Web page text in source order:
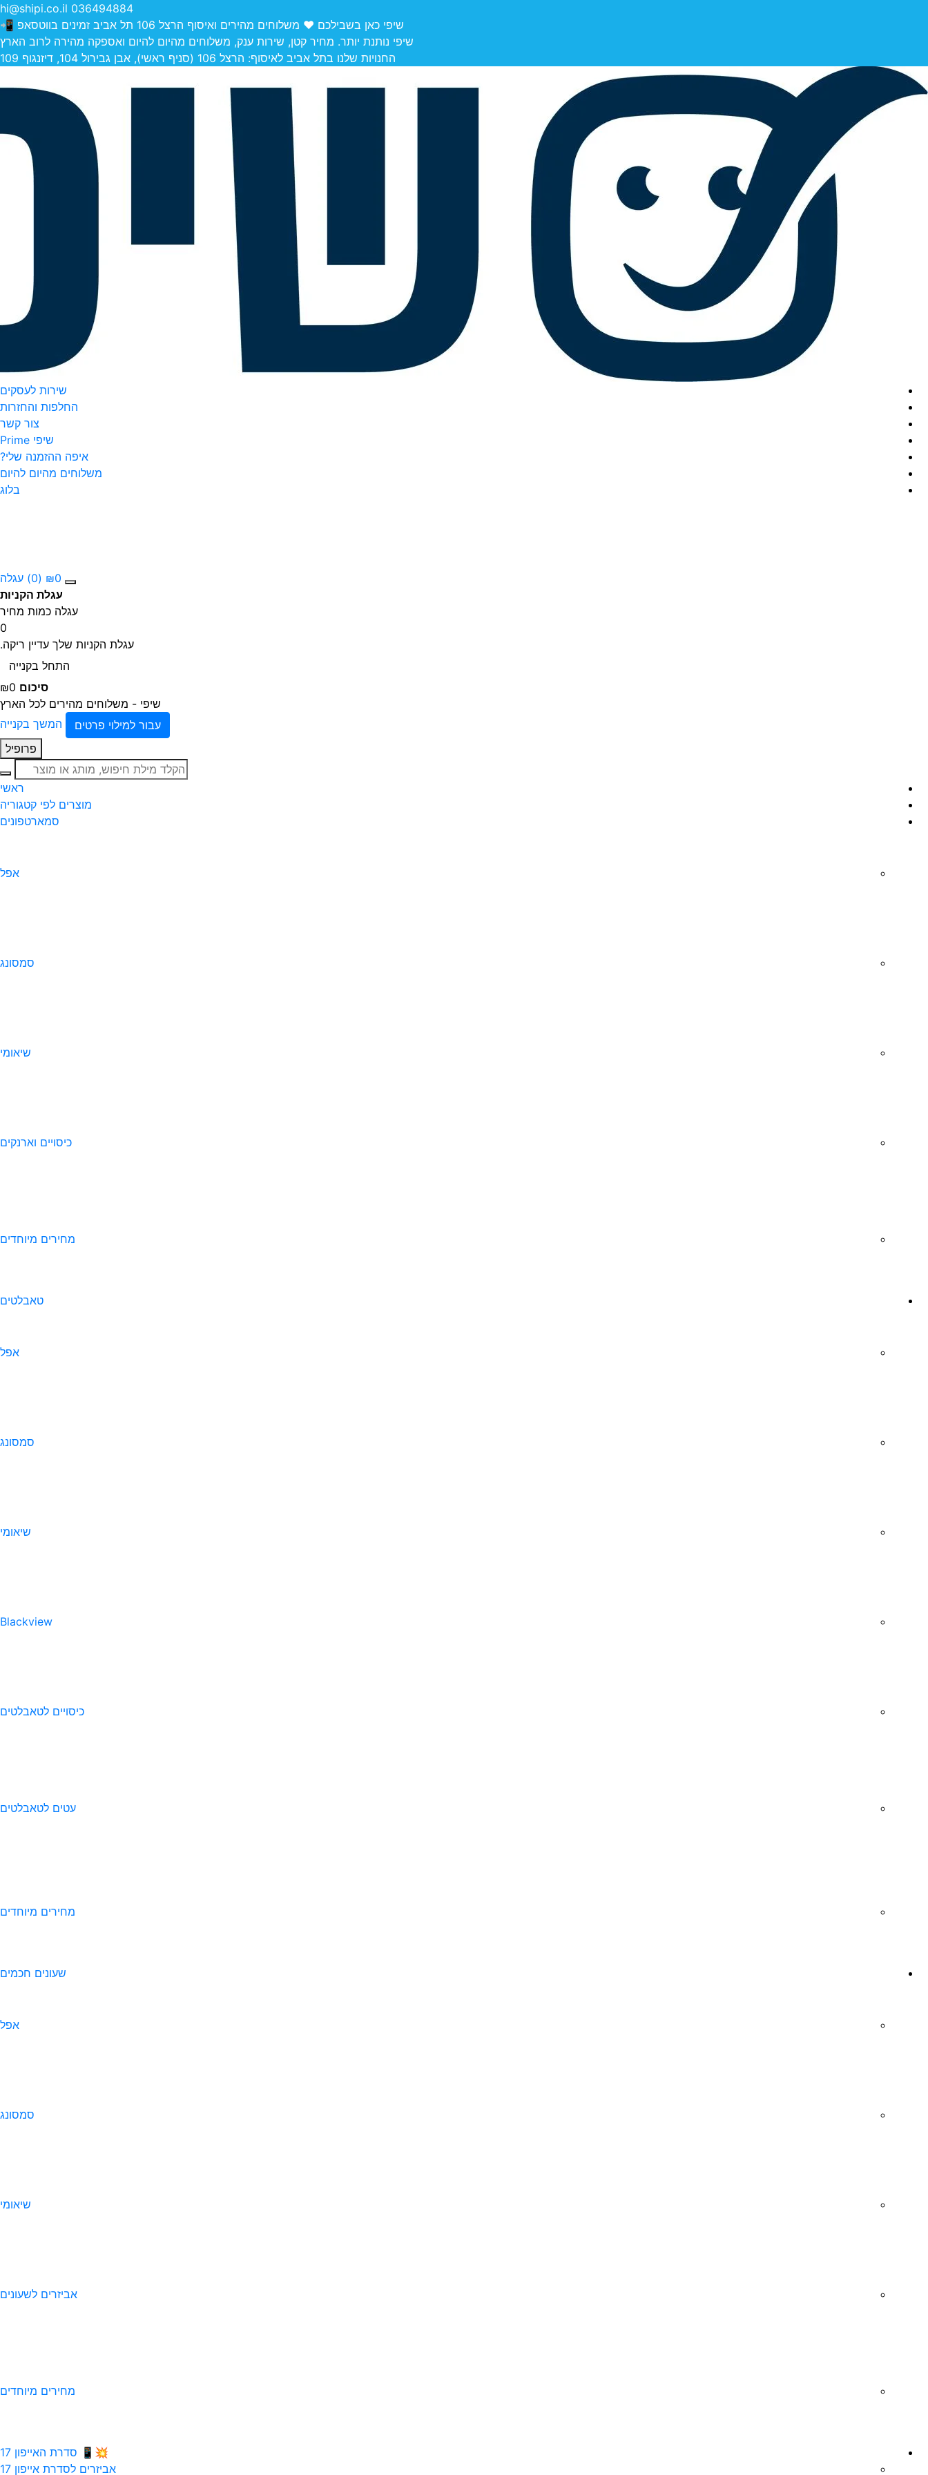
036494884
hi@shipi.co.il
שיפי כאן בשבילכם ❤️ משלוחים מהירים ואיסוף הרצל 106 תל אביב זמינים בווטסאפ 📲
שיפי נותנת יותר. מחיר קטן, שירות ענק, משלוחים מהיום להיום ואספקה מהירה לרוב הארץ
החנויות שלנו בתל אביב לאיסוף: הרצל 106 (סניף ראשי), אבן גבירול 104, דיזנגוף 109
שירות לעסקים
החלפות והחזרות
צור קשר
שיפי Prime
איפה ההזמנה שלי?
משלוחים מהיום להיום
בלוג
₪0
(0)
עגלה
עגלת הקניות
עגלה כמות מחיר
0
עגלת הקניות שלך עדיין ריקה.
התחל בקנייה
סיכום ₪0
שיפי - משלוחים מהירים לכל הארץ
עבור למילוי פרטים
המשך בקנייה
פרופיל
חיפוש
ראשי
מוצרים לפי קטגוריה
סמארטפונים
אפל
סמסונג
שיאומי
כיסויים וארנקים
מחירים מיוחדים
טאבלטים
אפל
סמסונג
שיאומי
Blackview
כיסויים לטאבלטים
עטים לטאבלטים
מחירים מיוחדים
שעונים חכמים
אפל
סמסונג
שיאומי
אביזרים לשעונים
מחירים מיוחדים
💥📱 סדרת האייפון 17
אביזרים לסדרת אייפון 17